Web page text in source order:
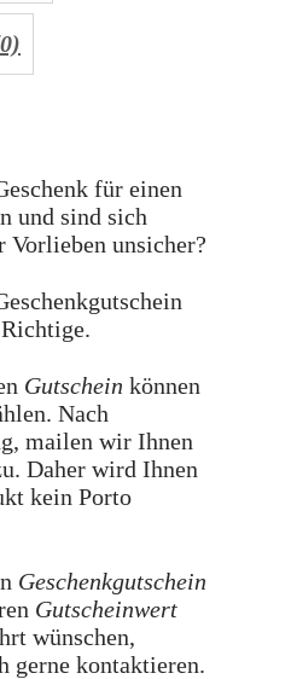
für einen
und sind sich
Vorlieben unsicher?
Gutschein können
Nach
mailen wir Ihnen
Daher wird Ihnen
kein Porto
Geschenkgutschein
Gutscheinwert
wünschen,
gerne kontaktieren.